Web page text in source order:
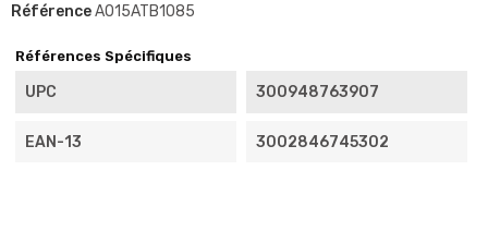
RéférenceA015ATB1085
Références Spécifiques
UPC 300948763907
EAN-13 3002846745302